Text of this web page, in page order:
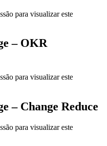
para visualizar este
– OKR
para visualizar este
– Change Reduce
para visualizar este